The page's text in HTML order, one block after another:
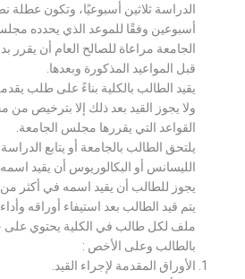
الدراسة ثلاثين أسبوعيًا، وتكون عطلة
أسبوعين وفقًا للموعد الذي يحدده
الجامعة مراعاة للصالح العام أن يقرر
قبل المواعيد المذكورة وبعدها.
يقيد الطالب بالكلية بناءً على طلب
ولا يجوز القيد بعد ذلك إلا بترخيص
القواعد التي يقررها مجلس الجامعة.
يلتحق الطالب بالجامعة أو يتابع
الليسانس أو البكالوريوس أن يقيد اسمه
يجوز للطالب أن يقيد اسمه في أكثر
يتم قيد الطالب بعد استيفاء أوراقه
ملف لكل طالب في الكلية يحتوي على
بالطالب وعلى الأخص :
الأوراق المقدمة لإجراء القيد.